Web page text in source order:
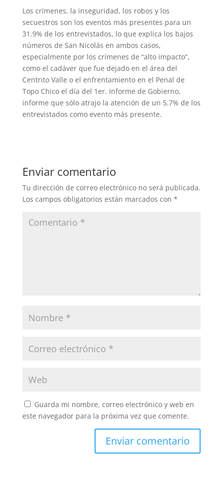
Los crímenes, la inseguridad, los robos y los
secuestros son los eventos más presentes para un
31.9% de los entrevistados, lo que explica los bajos
números de San Nicolás en ambos casos,
especialmente por los crímenes de “alto impacto”,
como el cadáver que fue dejado en el área del
Centrito Valle o el enfrentamiento en el Penal de
Topo Chico el día del 1er. Informe de Gobierno,
informe que sólo atrajo la atención de un 5.7% de los
entrevistados como evento más presente.
Enviar comentario
Tu dirección de correo electrónico no será publicada.
Los campos obligatorios están marcados con *
Guarda mi nombre, correo electrónico y web en
este navegador para la próxima vez que comente.